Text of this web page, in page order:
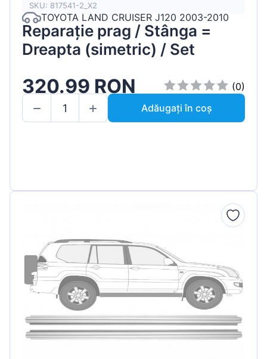
SKU: 817541-2_X2
TOYOTA LAND CRUISER J120 2003-2010
Reparație prag / Stânga =
Dreapta (simetric) / Set
320.99 RON
(0)
Adăugați în coș